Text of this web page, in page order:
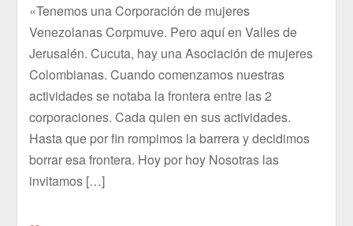
«Tenemos una Corporación de mujeres
Venezolanas Corpmuve. Pero aquí en Valles de
Jerusalén. Cucuta, hay una Asociación de mujeres
Colombianas. Cuando comenzamos nuestras
actividades se notaba la frontera entre las 2
corporaciones. Cada quien en sus actividades.
Hasta que por fin rompimos la barrera y decidimos
borrar esa frontera. Hoy por hoy Nosotras las
invitamos […]